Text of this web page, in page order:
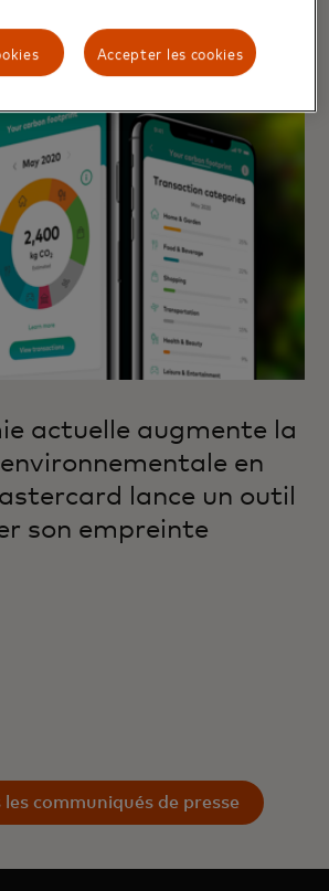
actuelle augmente la
en
lance un outil
son empreinte
communiqués de presse
Accepter les cookies